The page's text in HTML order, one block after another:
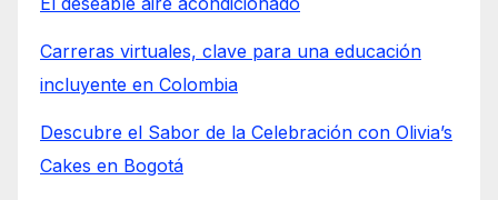
Carreras virtuales, clave para una educación
incluyente en Colombia
Descubre el Sabor de la Celebración con Olivia’s
Cakes en Bogotá